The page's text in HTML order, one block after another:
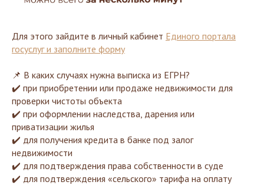
Для этого зайдите в личный кабинет Единого портала
госуслуг и заполните форму
📌 В каких случаях нужна выписка из ЕГРН?
✔️ при приобретении или продаже недвижимости для
проверки чистоты объекта
✔️ при оформлении наследства, дарения или
приватизации жилья
✔️ для получения кредита в банке под залог
недвижимости
✔️ для подтверждения права собственности в суде
✔️ для подтверждения «сельского» тарифа на оплату